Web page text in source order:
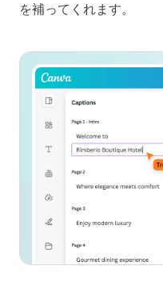
を補ってくれます。